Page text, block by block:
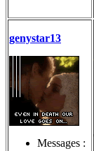
genystar13
Messages :